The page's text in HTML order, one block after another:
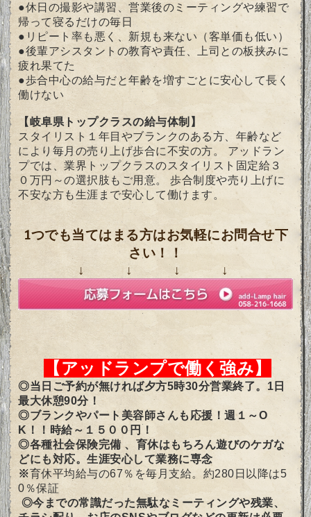
●休日の撮影や講習、営業後のミーティングや練習で
帰って寝るだけの毎日
●リピート率も悪く、新規も来ない（客単価も低い）
●後輩アシスタントの教育や責任、上司との板挟みに
疲れ果てた
●歩合中心の給与だと年齢を増すごとに安心して長く
働けない
【岐阜県トップクラスの給与体制】
スタイリスト１年目やブランクのある方、年齢など
により毎月の売り上げ歩合に不安の方。 アッドラン
プでは、業界トップクラスのスタイリスト固定給３
０万円～の選択肢もご用意。 歩合制度や売り上げに
不安な方も生涯まで安心して働けます。
1つでも当てはまる方はお気軽にお問合せ下
さい！！
↓ ↓ ↓ ↓
【アッドランプで働く強み】
◎当日ご予約が無ければ夕方5時30分営業終了。1日
最大休憩90分！
◎ブランクやパート美容師さんも応援！週１～O
K！！時給～１５００円！
◎各種社会保険完備 、育休はもちろん遊びのケガな
どにも対応。生涯安心して業務に専念
※育休平均給与の67％を毎月支給。約280日以降は5
0％保証